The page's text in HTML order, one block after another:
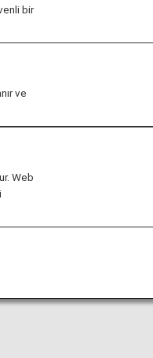
koşullarıyla ilgili
Gold Lounge
uluslararası
başka bir
yolu şirketinden
bir
ve
Web